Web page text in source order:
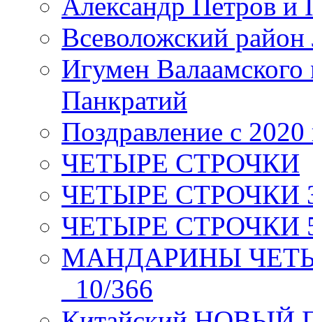
Всеволожский район
Игумен
Панкратий
Поздравление с 2020
ЧЕТЫРЕ СТРОЧКИ
ЧЕТЫРЕ СТРОЧКИ 3
ЧЕТЫРЕ СТРОЧКИ 5
МАНДАРИНЫ
_10/366